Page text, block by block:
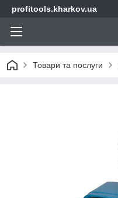
profitools.kharkov.ua
Товари та послуги